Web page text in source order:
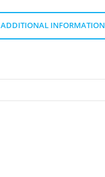
ADDITIONAL INFORMATION